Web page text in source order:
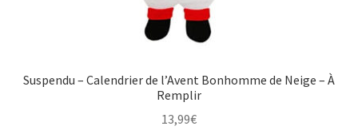
Suspendu – Calendrier de l’Avent Bonhomme de Neige – À
Remplir
13,99€